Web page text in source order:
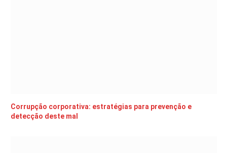
Corrupção corporativa: estratégias para prevenção e
detecção deste mal